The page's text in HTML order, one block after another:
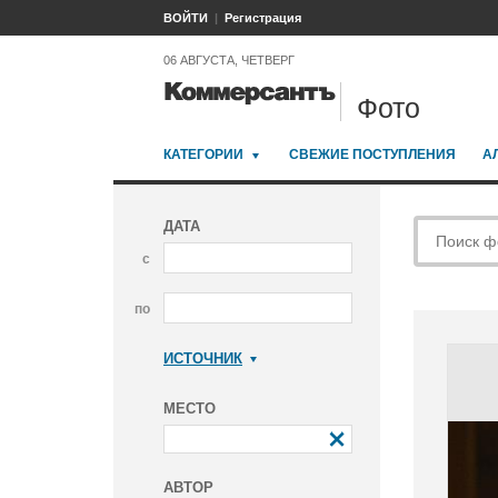
ВОЙТИ Регистрация
06 АВГУСТА, ЧЕТВЕРГ
Фото
КАТЕГОРИИ СВЕЖИЕ ПОСТУПЛЕНИЯ
ДАТА
с
по
ИСТОЧНИК
МЕСТО
АВТОР